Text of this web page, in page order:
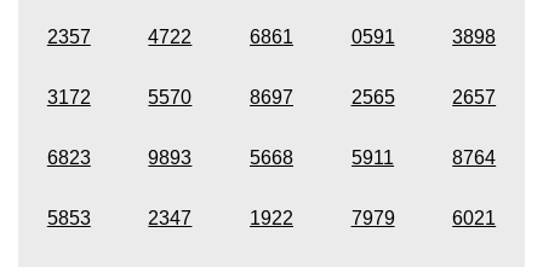
2357 4722 6861 0591 3898
3172 5570 8697 2565 2657
6823 9893 5668 5911 8764
5853 2347 1922 7979 6021